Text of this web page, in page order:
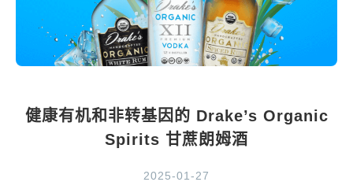
健康有机和非转基因的 Drake’s Organic
Spirits 甘蔗朗姆酒
2025-01-27